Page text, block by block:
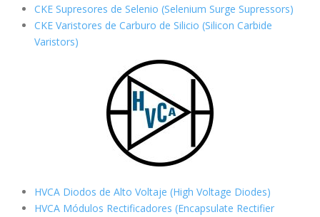
CKE Supresores de Selenio (Selenium Surge Supressors)
CKE Varistores de Carburo de Silicio (Silicon Carbide
Varistors)
HVCA Diodos de Alto Voltaje (High Voltage Diodes)
HVCA Módulos Rectificadores (Encapsulate Rectifier